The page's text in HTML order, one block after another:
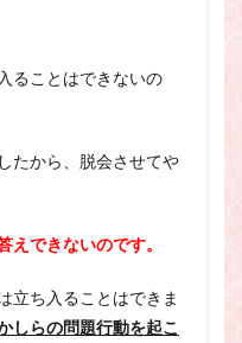
ることはできないの
たから、脱会させてや
えできないのです。
立ち入ることはできま
しらの問題行動を起こ